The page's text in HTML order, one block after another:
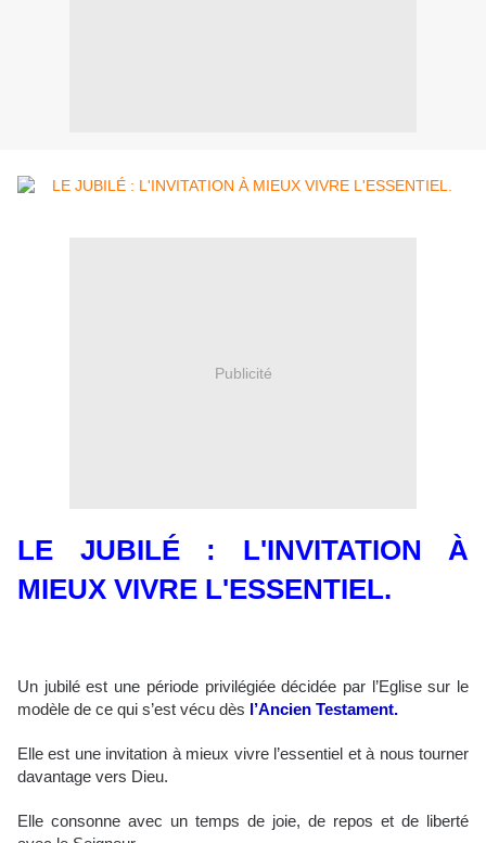
Publicité
LE JUBILÉ : L'INVITATION À
MIEUX VIVRE L'ESSENTIEL.
Un jubilé est une période privilégiée décidée par l’Eglise sur le
modèle de ce qui s’est vécu dès l’Ancien Testament.
Elle est une invitation à mieux vivre l’essentiel et à nous tourner
davantage vers Dieu.
Elle consonne avec un temps de joie, de repos et de liberté